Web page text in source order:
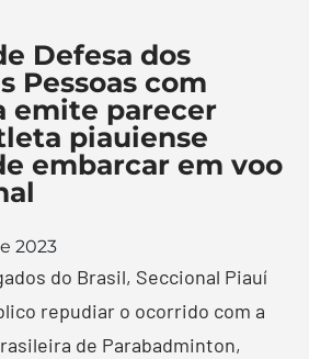
Defesa dos
Pessoas com
emite parecer
piauiense
embarcar em voo
2023
do Brasil, Seccional Piauí
repudiar o ocorrido com a
de Parabadminton,